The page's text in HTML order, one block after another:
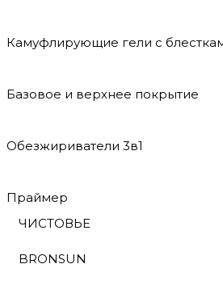
Камуфлирующие гели с
Базовое и верхнее покрытие
Обезжириватели 3в1
Праймер
ЧИСТОВЬЕ
BRONSUN